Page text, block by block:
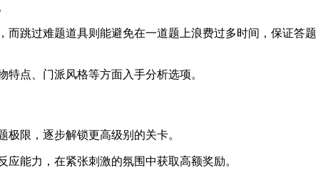
跳过难题道具则能避免在一道题上浪费过多时间，保证答题
点、门派风格等方面入手分析选项。
限，逐步解锁更高级别的关卡。
能力，在紧张刺激的氛围中获取高额奖励。